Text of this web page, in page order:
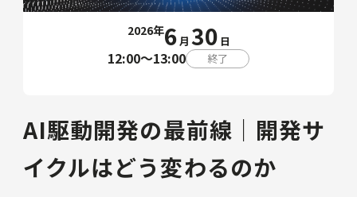
2026年6月 30 日
12:00〜13:00 終了
AI駆動開発の最前線｜開発サ
イクルはどう変わるのか